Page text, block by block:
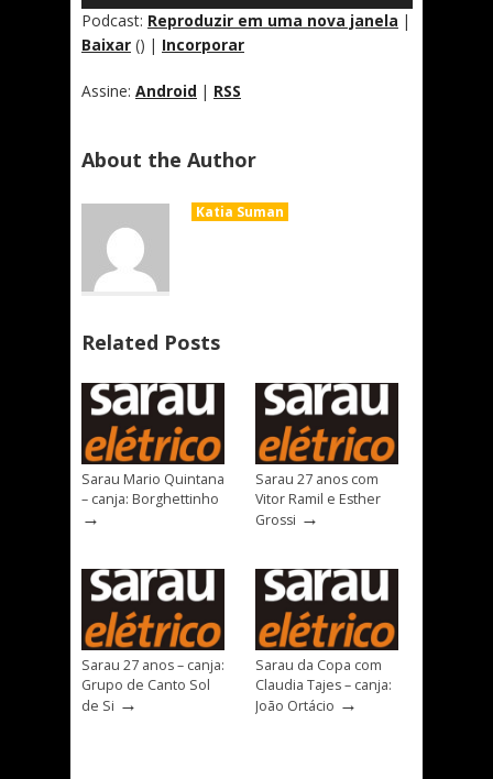
áudio
Podcast: Reproduzir em uma nova janela |
Baixar () | Incorporar
Assine: Android | RSS
About the Author
Katia Suman
Related Posts
Sarau Mario Quintana
– canja: Borghettinho
→
Sarau 27 anos com
Vitor Ramil e Esther
Grossi →
Sarau 27 anos – canja:
Grupo de Canto Sol
de Si →
Sarau da Copa com
Claudia Tajes – canja:
João Ortácio →